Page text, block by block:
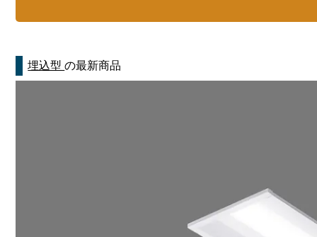
埋込型の最新商品